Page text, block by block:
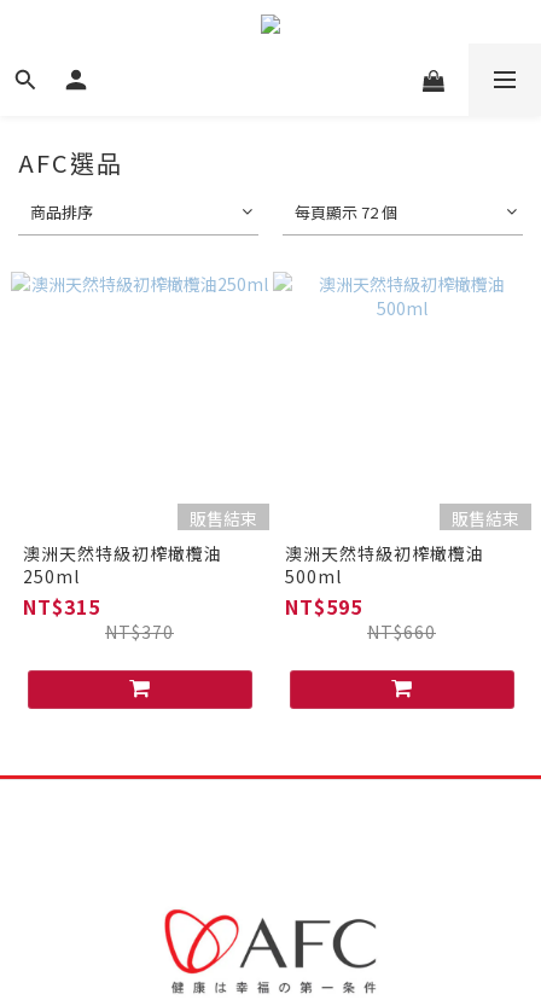
AFC選品
商品排序 每頁顯示 72 個
販售結束
澳洲天然特級初榨橄欖油
250ml
NT$315
NT$370
販售結束
澳洲天然特級初榨橄欖油
500ml
NT$595
NT$660